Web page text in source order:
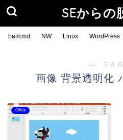
SEからの
bat/cmd NW Linux WordPress
―
画像 背景透明化
Office